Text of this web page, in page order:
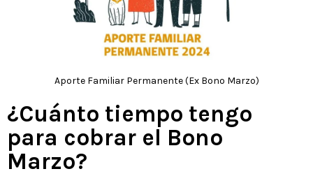
Aporte Familiar Permanente (Ex Bono Marzo)
¿Cuánto tiempo tengo
para cobrar el Bono
Marzo?